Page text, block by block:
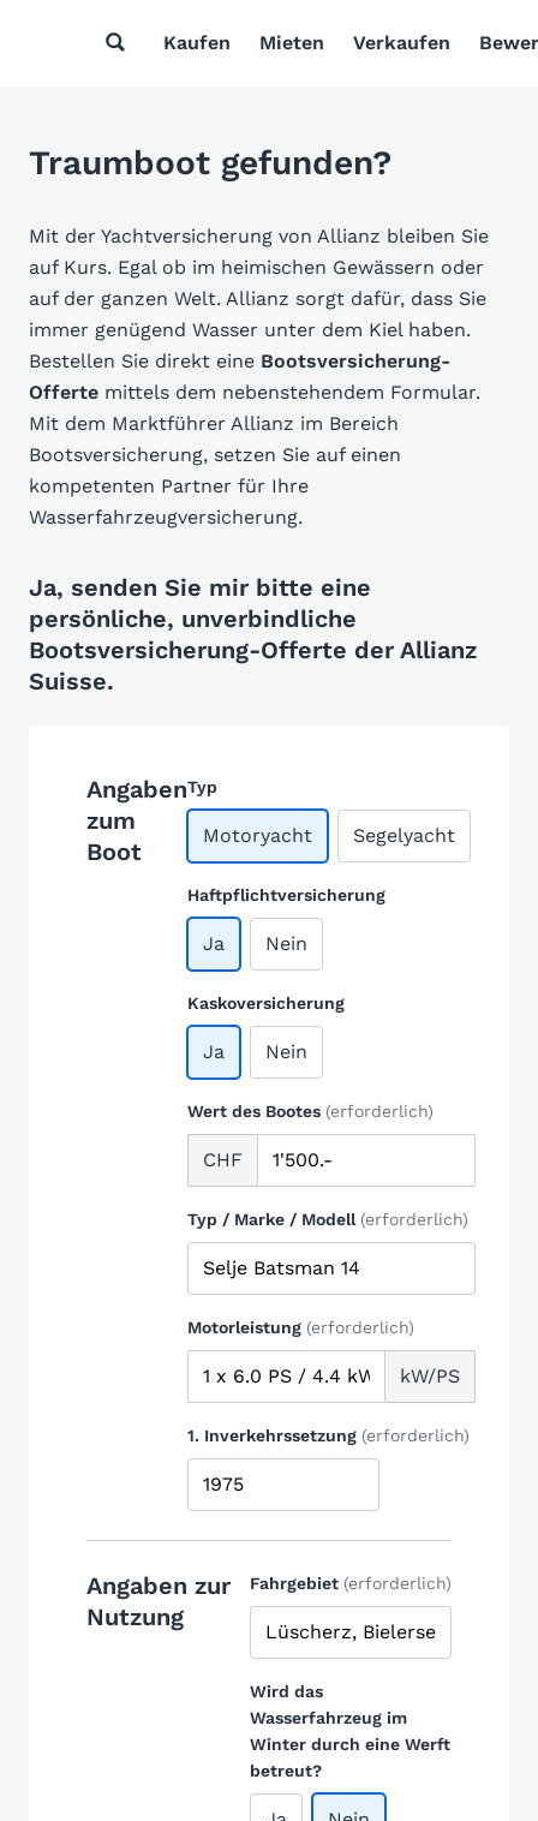
Kaufen Mieten Verkaufen
Traumboot gefunden?
Mit der Yachtversicherung von Allianz bleiben Sie
auf Kurs. Egal ob im heimischen Gewässern oder
auf der ganzen Welt. Allianz sorgt dafür, dass Sie
immer genügend Wasser unter dem Kiel haben.
Bestellen Sie direkt eine Bootsversicherung-
Offerte mittels dem nebenstehendem Formular.
Mit dem Marktführer Allianz im Bereich
Bootsversicherung, setzen Sie auf einen
kompetenten Partner für Ihre
Wasserfahrzeugversicherung.
Ja, senden Sie mir bitte eine
persönliche, unverbindliche
Bootsversicherung-Offerte der Allianz
Suisse.
Angaben
zum
Boot
Typ
Motoryacht Segelyacht
Haftpflichtversicherung
Ja Nein
Kaskoversicherung
Ja Nein
Wert des Bootes (erforderlich)
CHF
Typ / Marke / Modell (erforderlich)
Motorleistung (erforderlich)
kW/PS
1. Inverkehrssetzung (erforderlich)
Angaben zur
Nutzung
Fahrgebiet (erforderlich)
Wird das
Wasserfahrzeug im
Winter durch eine Werft
betreut?